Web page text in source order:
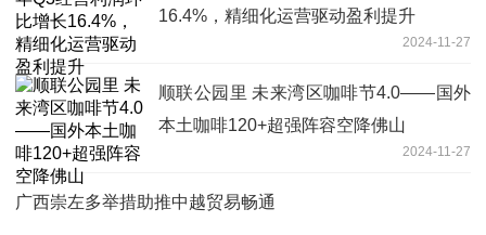
16.4%，精细化运营驱动盈利提升
2024-11-27
顺联公园里 未来湾区咖啡节4.0——国外
本土咖啡120+超强阵容空降佛山
2024-11-27
广西崇左多举措助推中越贸易畅通